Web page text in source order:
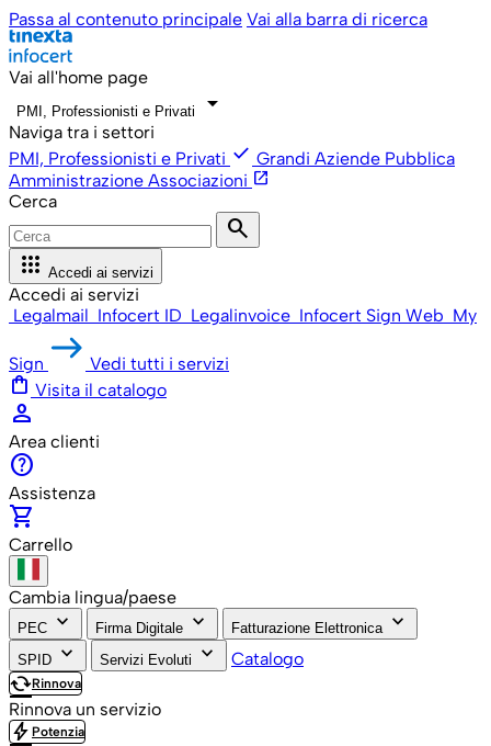
Passa al contenuto principale Vai alla barra di ricerca
Vai all'home page
PMI, Professionisti e Privati arrow_drop_down
Naviga tra i settori
PMI, Professionisti e Privati check Grandi Aziende Pubblica
Amministrazione Associazioni open_in_new
Cerca
search
apps Accedi ai servizi
Accedi ai servizi
Legalmail Infocert ID Legalinvoice Infocert Sign Web My
Sign Vedi tutti i servizi
shopping_bag Visita il catalogo
person
Area clienti
help
Assistenza
shopping_cart
Carrello
Cambia lingua/paese
PEC keyboard_arrow_down Firma Digitale keyboard_arrow_down Fatturazione Elettronica keyboard_arrow_down
SPID keyboard_arrow_down Servizi Evoluti keyboard_arrow_down Catalogo
cachedRinnova
Rinnova un servizio
bolt Potenzia